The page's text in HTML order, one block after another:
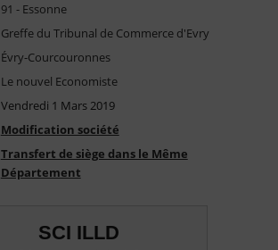
91 - Essonne
Greffe du Tribunal de Commerce d'Evry
Évry-Courcouronnes
Le nouvel Economiste
Vendredi 1 Mars 2019
Modification société
Transfert de siège dans le Même
Département
SCI ILLD